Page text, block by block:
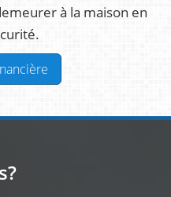
à la maison en